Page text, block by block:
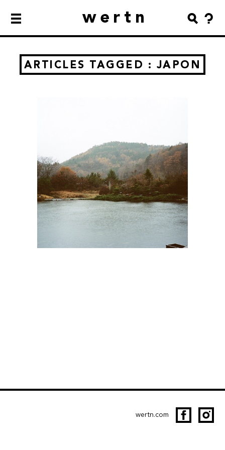
wertn
ARTICLES TAGGED : JAPON
wertn.com